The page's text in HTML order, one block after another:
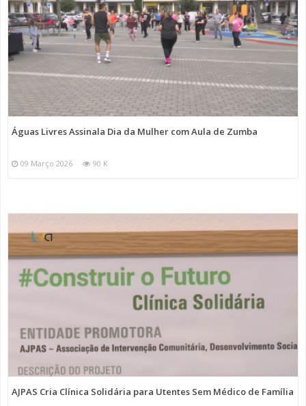
Águas Livres Assinala Dia da Mulher com Aula de Zumba
09 Março 2026 90 K
AJPAS Cria Clínica Solidária para Utentes Sem Médico de Família